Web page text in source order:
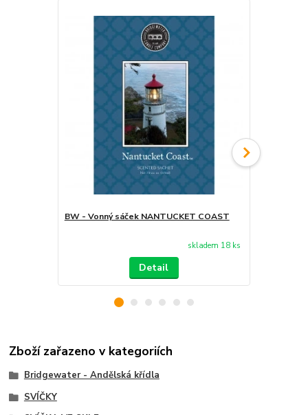
BW - Vonný sáček NANTUCKET COAST
skladem 18 ks
Detail
Zboží zařazeno v kategoriích
Bridgewater - Andělská křídla
SVÍČKY